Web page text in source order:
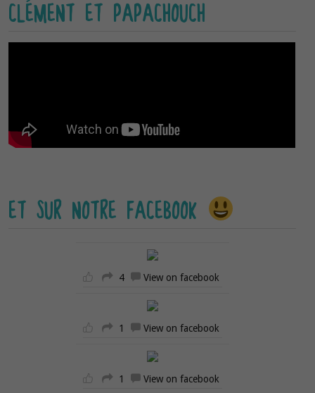
CLÉMENT ET PAPACHOUCH
ET SUR NOTRE FACEBOOK
4 View on facebook
1 View on facebook
1 View on facebook